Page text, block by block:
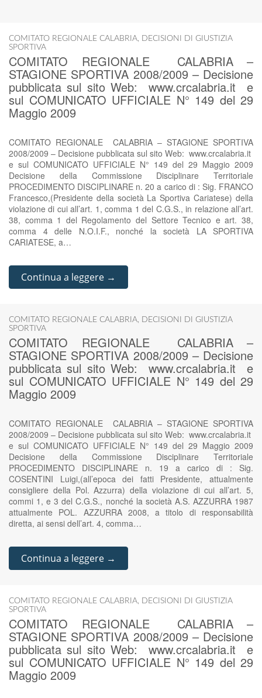
COMITATO REGIONALE CALABRIA, DECISIONI DI GIUSTIZIA
SPORTIVA
COMITATO REGIONALE CALABRIA –
STAGIONE SPORTIVA 2008/2009 – Decisione
pubblicata sul sito Web: www.crcalabria.it e
sul COMUNICATO UFFICIALE N° 149 del 29
Maggio 2009
COMITATO REGIONALE CALABRIA – STAGIONE SPORTIVA
2008/2009 – Decisione pubblicata sul sito Web: www.crcalabria.it
e sul COMUNICATO UFFICIALE N° 149 del 29 Maggio 2009
Decisione della Commissione Disciplinare Territoriale
PROCEDIMENTO DISCIPLINARE n. 20 a carico di : Sig. FRANCO
Francesco,(Presidente della società La Sportiva Cariatese) della
violazione di cui all’art. 1, comma 1 del C.G.S., in relazione all’art.
38, comma 1 del Regolamento del Settore Tecnico e art. 38,
comma 4 delle N.O.I.F., nonché la società LA SPORTIVA
CARIATESE, a…
Continua a leggere →
COMITATO REGIONALE CALABRIA, DECISIONI DI GIUSTIZIA
SPORTIVA
COMITATO REGIONALE CALABRIA –
STAGIONE SPORTIVA 2008/2009 – Decisione
pubblicata sul sito Web: www.crcalabria.it e
sul COMUNICATO UFFICIALE N° 149 del 29
Maggio 2009
COMITATO REGIONALE CALABRIA – STAGIONE SPORTIVA
2008/2009 – Decisione pubblicata sul sito Web: www.crcalabria.it
e sul COMUNICATO UFFICIALE N° 149 del 29 Maggio 2009
Decisione della Commissione Disciplinare Territoriale
PROCEDIMENTO DISCIPLINARE n. 19 a carico di : Sig.
COSENTINI Luigi,(all’epoca dei fatti Presidente, attualmente
consigliere della Pol. Azzurra) della violazione di cui all’art. 5,
commi 1, e 3 del C.G.S., nonché la società A.S. AZZURRA 1987
attualmente POL. AZZURRA 2008, a titolo di responsabilità
diretta, ai sensi dell’art. 4, comma…
Continua a leggere →
COMITATO REGIONALE CALABRIA, DECISIONI DI GIUSTIZIA
SPORTIVA
COMITATO REGIONALE CALABRIA –
STAGIONE SPORTIVA 2008/2009 – Decisione
pubblicata sul sito Web: www.crcalabria.it e
sul COMUNICATO UFFICIALE N° 149 del 29
Maggio 2009